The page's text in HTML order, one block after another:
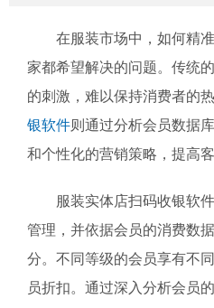
在服装市场中，如何精
家都希望解决的问题。传统
的刺激，难以保持消费者的
银软件则通过分析会员数据
和个性化的营销策略，提高客
服装实体店扫码收银软
管理，并依据会员的消费数
分。不同等级的会员享有不
员折扣。通过深入分析会员